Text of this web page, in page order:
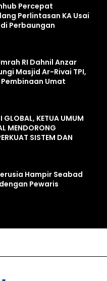
Percepat
Perlintasan KA Usai
Perbaungan
RI Dahnil Anzar
Masjid Ar-Rivai TPI,
Umat
GLOBAL, KETUA UMUM
MENDORONG
SISTEM DAN
Hampir Seabad
Pewaris